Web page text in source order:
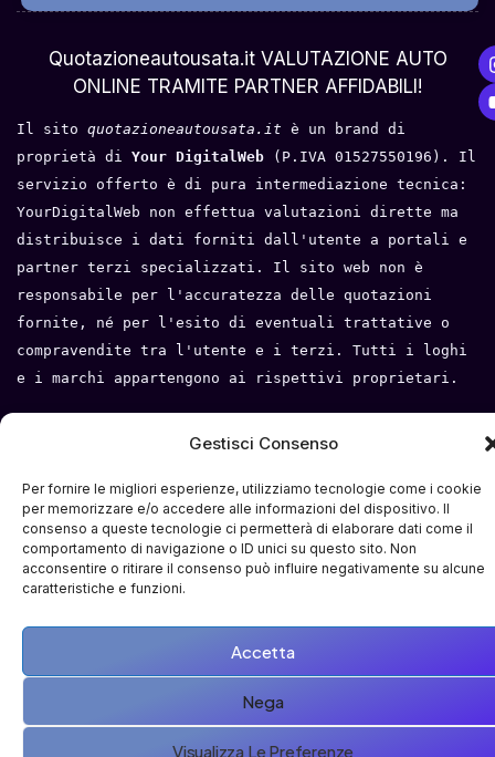
Gestisci Consenso
Per fornire le migliori esperienze, utilizziamo tecnologie come i cookie
per memorizzare e/o accedere alle informazioni del dispositivo. Il
consenso a queste tecnologie ci permetterà di elaborare dati come il
comportamento di navigazione o ID unici su questo sito. Non
acconsentire o ritirare il consenso può influire negativamente su alcune
caratteristiche e funzioni.
Accetta
Nega
Visualizza Le Preferenze
Quotazioneautousata.it VALUTAZIONE AUTO
ONLINE TRAMITE PARTNER AFFIDABILI!
Il sito quotazioneautousata.it è un brand di
proprietà di Your DigitalWeb
(P.IVA 01527550196). Il
servizio offerto è di pura intermediazione tecnica:
YourDigitalWeb non effettua valutazioni dirette ma
distribuisce i dati forniti dall'utente a portali e
partner terzi specializzati. Il sito web non è
responsabile per l'accuratezza delle quotazioni
fornite, né per l'esito di eventuali trattative o
compravendite tra l'utente e i terzi. Tutti i loghi
e i marchi appartengono ai rispettivi proprietari.
Mappa del sito